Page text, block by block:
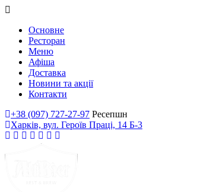
Основне
Ресторан
Меню
Афіша
Доставка
Новини та акції
Контакти
+38 (097) 727-27-97 Ресепшн
Харків, вул. Героїв Праці, 14 Б-3